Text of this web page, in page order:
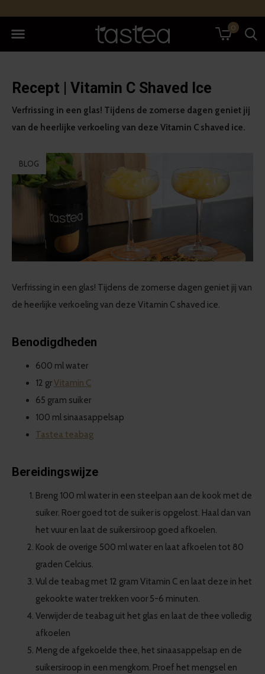
0
Recept | Vitamin C Shaved Ice
Verfrissing in een glas! Tijdens de zomerse dagen geniet jij
van de heerlijke verkoeling van deze Vitamin C shaved ice.
BLOG
Verfrissing in een glas! Tijdens de zomerse dagen geniet jij van
de heerlijke verkoeling van deze Vitamin C shaved ice.
Benodigdheden
600 ml water
12 grVitamin C
65 gram suiker
100 ml sinaasappelsap
Tastea teabag
Bereidingswijze
Breng 100 ml water in een steelpan aan de kook met de
suiker. Roer goed tot de suiker is opgelost. Haal dan van
het vuur en laat de suikersiroop goed afkoelen.
Kook de overige 500 ml water en laat afkoelen tot 80
graden Celcius.
Vul de teabag met 12 gram Vitamin C en laat deze in het
gekookte water trekken voor 5-6 minuten.
Verwijder de teabag uit het glas en laat de thee volledig
afkoelen
Meng de afgekoelde thee, het sinaasappelsap en de
suikersiroop in een mengkom. Proef het mengsel en